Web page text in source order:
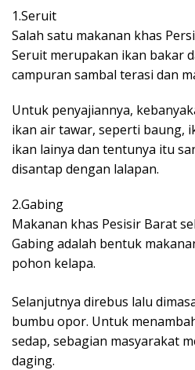
1.Seruit
Salah satu makanan khas
Seruit merupakan ikan bakar
campuran sambal terasi dan
Untuk penyajiannya,
ikan air tawar, seperti baung,
ikan lainya dan tentunya itu
disantap dengan lalapan.
2.Gabing
Makanan khas Pesisir Barat
Gabing adalah bentuk
pohon kelapa.
Selanjutnya direbus lalu
bumbu opor. Untuk
sedap, sebagian masyarakat
daging.